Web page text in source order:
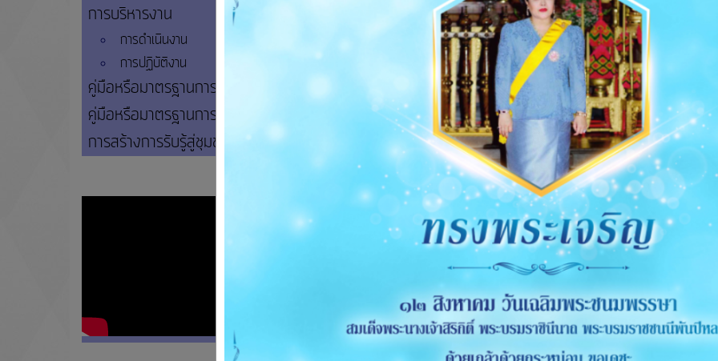
การบริหารงาน
การดำเนินงาน
การปฏิบัติงาน
คู่มือหรือมาตรฐานการให้บริการ
คู่มือหรือมาตรฐานการปฏิบัติงาน
การสร้างการรับรู้สู่ชุมชน